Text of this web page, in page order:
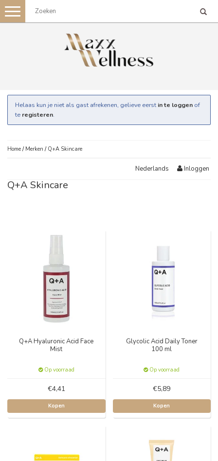
Toggle
navigation
Helaas kun je niet als gast afrekenen, gelieve eerst in te loggen of
te registeren.
Home / Merken / Q+A Skincare
Nederlands Inloggen
Q+A Skincare
Q+A Hyaluronic Acid Face
Mist
Op voorraad
€4,41
Kopen
Glycolic Acid Daily Toner
100 ml
Op voorraad
€5,89
Kopen